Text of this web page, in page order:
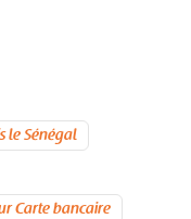
le Sénégal
Carte bancaire